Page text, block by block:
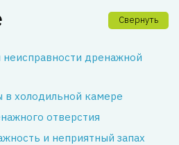
Свернуть
дренажной
в холодильной камере
отверстия
и неприятный запах